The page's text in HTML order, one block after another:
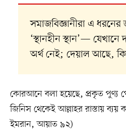
সমাজবিজ্ঞানীরা এ
‘স্থানহীন স্থান’—
অর্থ নেই; দেয়াল আছে,
কোরআনে বলা হয়েছে, প্রকৃত পুণ্য
জিনিস থেকেই আল্লাহর রাস্তায়
ইমরান, আয়াত ৯২)